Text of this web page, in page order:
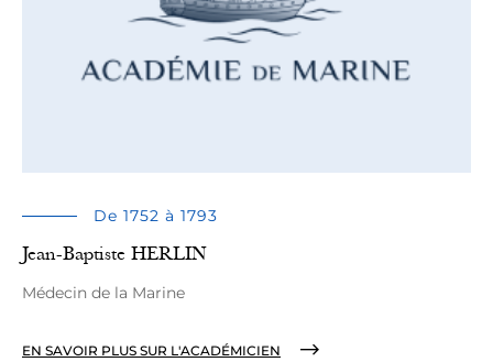
De 1752 à 1793
Jean-Baptiste HERLIN
Médecin de la Marine
EN SAVOIR PLUS SUR L'ACADÉMICIEN